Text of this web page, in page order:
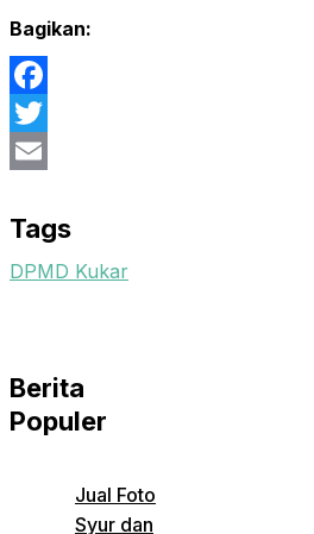
Bagikan:
Facebook
Twitter
Tags
DPMD Kukar
Berita
Populer
Jual Foto
Syur dan